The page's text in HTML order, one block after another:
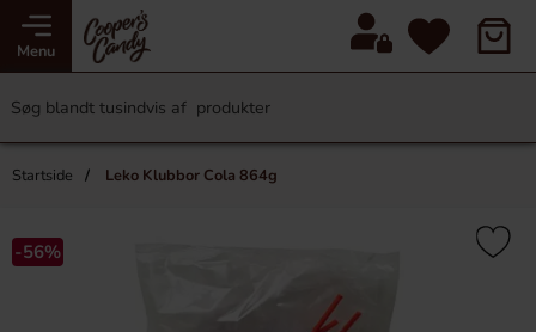
Menu
Startside Leko Klubbor Cola 864g
-56%